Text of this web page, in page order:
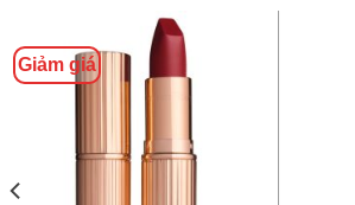
Giảm giá